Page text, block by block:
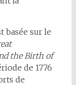
basée sur le
the Birth of
de 1776
de